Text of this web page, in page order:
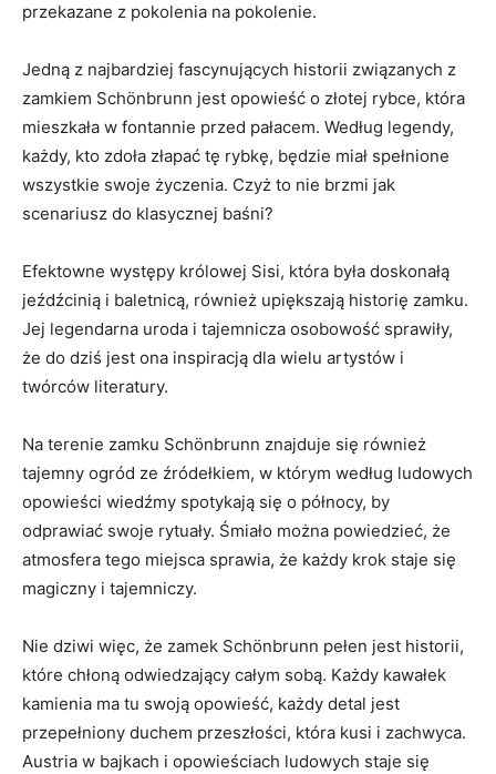
przekazane z pokolenia na pokolenie.
Jedną z najbardziej fascynujących historii związanych z
zamkiem Schönbrunn jest opowieść o złotej rybce, która
mieszkała w fontannie⁢ przed​ pałacem. Według legendy,
każdy, kto zdoła złapać tę rybkę, ‍będzie miał spełnione
wszystkie swoje‌ życzenia. Czyż ​to nie‍ brzmi jak
scenariusz do klasycznej baśni?
Efektowne występy królowej Sisi,⁣ która była doskonałą
jeźdźcinią ⁤i baletnicą, również⁢ upiększają historię zamku.
Jej legendarna uroda⁣ i tajemnicza osobowość sprawiły,
‍że do dziś jest ona inspiracją dla wielu artystów⁣ i
twórców literatury.
Na terenie zamku ​Schönbrunn znajduje się⁤ również
tajemny ogród ze źródełkiem, w którym według ludowych
opowieści ⁢wiedźmy spotykają się o północy, by
odprawiać swoje rytuały. Śmiało można powiedzieć, że
atmosfera tego miejsca sprawia, że‍ każdy krok staje ​się
magiczny i tajemniczy.
Nie​ dziwi więc, że zamek Schönbrunn pełen jest historii,
które chłoną odwiedzający całym ‍sobą. Każdy kawałek
kamienia​ ma tu⁣ swoją opowieść, każdy detal jest ​
przepełniony duchem przeszłości, która kusi ‍i zachwyca.
‍Austria w bajkach i opowieściach‌ ludowych staje się